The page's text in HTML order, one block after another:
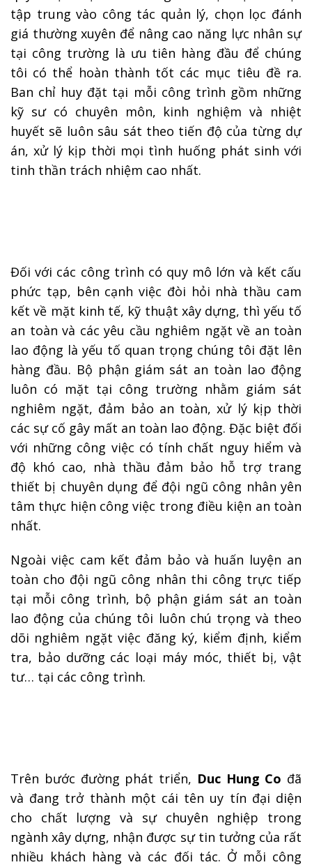
tập trung vào công tác quản lý, chọn lọc đánh
giá thường xuyên để nâng cao năng lực nhân sự
tại công trường là ưu tiên hàng đầu để chúng
tôi có thể hoàn thành tốt các mục tiêu đề ra.
Ban chỉ huy đặt tại mỗi công trình gồm những
kỹ sư có chuyên môn, kinh nghiệm và nhiệt
huyết sẽ luôn sâu sát theo tiến độ của từng dự
án, xử lý kịp thời mọi tình huống phát sinh với
tinh thần trách nhiệm cao nhất.
Đối với các công trình có quy mô lớn và kết cấu
phức tạp, bên cạnh việc đòi hỏi nhà thầu cam
kết về mặt kinh tế, kỹ thuật xây dựng, thì yếu tố
an toàn và các yêu cầu nghiêm ngặt về an toàn
lao động là yếu tố quan trọng chúng tôi đặt lên
hàng đầu. Bộ phận giám sát an toàn lao động
luôn có mặt tại công trường nhằm giám sát
nghiêm ngặt, đảm bảo an toàn, xử lý kịp thời
các sự cố gây mất an toàn lao động. Đặc biệt đối
với những công việc có tính chất nguy hiểm và
độ khó cao, nhà thầu đảm bảo hỗ trợ trang
thiết bị chuyên dụng để đội ngũ công nhân yên
tâm thực hiện công việc trong điều kiện an toàn
nhất.
Ngoài việc cam kết đảm bảo và huấn luyện an
toàn cho đội ngũ công nhân thi công trực tiếp
tại mỗi công trình, bộ phận giám sát an toàn
lao động của chúng tôi luôn chú trọng và theo
dõi nghiêm ngặt việc đăng ký, kiểm định, kiểm
tra, bảo dưỡng các loại máy móc, thiết bị, vật
tư… tại các công trình.
Trên bước đường phát triển, Duc Hung Co đã
và đang trở thành một cái tên uy tín đại diện
cho chất lượng và sự chuyên nghiệp trong
ngành xây dựng, nhận được sự tin tưởng của rất
nhiều khách hàng và các đối tác. Ở mỗi công